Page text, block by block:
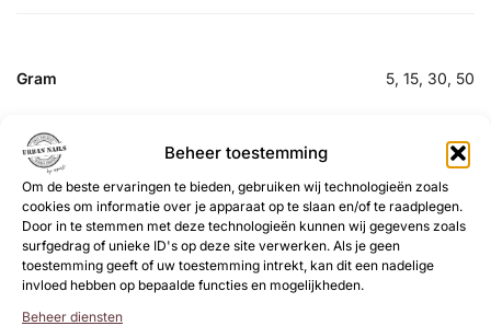
Beheer toestemming
Om de beste ervaringen te bieden, gebruiken wij technologieën zoals
cookies om informatie over je apparaat op te slaan en/of te raadplegen.
Door in te stemmen met deze technologieën kunnen wij gegevens zoals
surfgedrag of unieke ID's op deze site verwerken. Als je geen
toestemming geeft of uw toestemming intrekt, kan dit een nadelige
invloed hebben op bepaalde functies en mogelijkheden.
Beheer diensten
Gram 5, 15, 30, 50
SKU:
N/B
Categorie: Titanium gel
Gerelateerde
producten